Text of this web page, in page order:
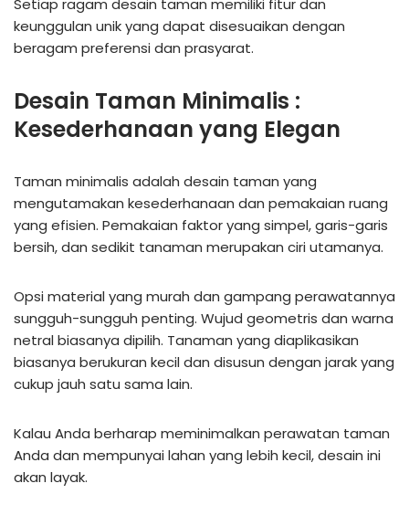
Setiap ragam desain taman memiliki fitur dan
keunggulan unik yang dapat disesuaikan dengan
beragam preferensi dan prasyarat.
Desain Taman Minimalis :
Kesederhanaan yang Elegan
Taman minimalis adalah desain taman yang
mengutamakan kesederhanaan dan pemakaian ruang
yang efisien. Pemakaian faktor yang simpel, garis-garis
bersih, dan sedikit tanaman merupakan ciri utamanya.
Opsi material yang murah dan gampang perawatannya
sungguh-sungguh penting. Wujud geometris dan warna
netral biasanya dipilih. Tanaman yang diaplikasikan
biasanya berukuran kecil dan disusun dengan jarak yang
cukup jauh satu sama lain.
Kalau Anda berharap meminimalkan perawatan taman
Anda dan mempunyai lahan yang lebih kecil, desain ini
akan layak.